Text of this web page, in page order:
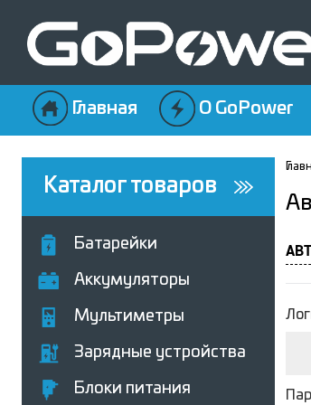
Главная О GoPower
Каталог товаров
Батарейки
Аккумуляторы
Мультиметры
Зарядные устройства
Блоки питания